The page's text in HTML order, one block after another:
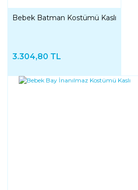
Bebek Batman Kostümü Kaslı
3.304,80 TL